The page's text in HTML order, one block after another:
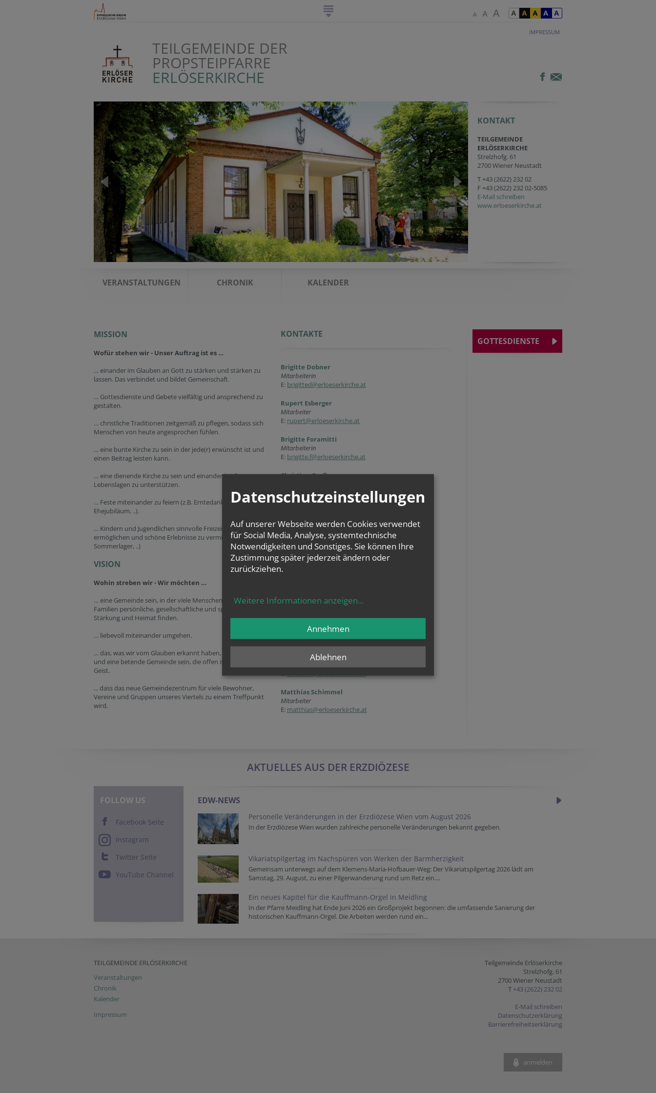
IMPRESSUM
TEILGEMEINDE DER
PROPSTEIPFARRE
ERLÖSERKIRCHE
KONTAKT
TEILGEMEINDE
ERLÖSERKIRCHE
Strelzhofg. 61
2700 Wiener Neustadt
T+43 (2622) 232 02
F +43 (2622) 232 02-5085
E-Mail schreiben
www.erloeserkirche.at
VERANSTALTUNGEN CHRONIK KALENDER
MISSION
Wofür stehen wir - Unser Auftrag ist es …
… einander im Glauben an Gott zu stärken und stärken zu
lassen. Das verbindet und bildet Gemeinschaft.
… Gottesdienste und Gebete vielfältig und ansprechend zu
gestalten.
… christliche Traditionen zeitgemäß zu pflegen, sodass sich
Menschen von heute angesprochen fühlen.
… eine bunte Kirche zu sein in der jede(r) erwünscht ist und
einen Beitrag leisten kann.
… eine dienende Kirche zu sein und einander in allen
Lebenslagen zu unterstützen.
… Feste miteinander zu feiern (z.B. Erntedankfest,
Ehejubiläum, ..).
… Kindern und Jugendlichen sinnvolle Freizeitangebote zu
ermöglichen und schöne Erlebnisse zu vermitteln (z.B.
Sommerlager, ..)
VISION
Wohin streben wir - Wir möchten …
… eine Gemeinde sein, in der viele Menschen und viele
Familien persönliche, gesellschaftliche und spirituelle
Stärkung und Heimat finden.
… liebevoll miteinander umgehen.
… das, was wir vom Glauben erkannt haben, bewusst leben
und eine betende Gemeinde sein, die offen ist für Gottes
Geist.
... dass das neue Gemeindezentrum für viele Bewohner,
Vereine und Gruppen unseres Viertels zu einem Treffpunkt
wird.
KONTAKTE
Brigitte Dobner
Mitarbeiterin
E: brigitted@erloeserkirche.at
Rupert Esberger
Mitarbeiter
E: rupert@erloeserkirche.at
Brigitte Foramitti
Mitarbeiterin
E: brigitte.f@erloeserkirche.at
Christian Grafl
E:christian@erloeserkirche.at
Mitarbeiter
E:markus@erloeserkirche.at
Patrick Hofer
Kurat
E:
kurat@erloeserkirche.at
E:gertrude@erloeserkirche.at
Hubert Patek
Mitarbeiter
E:hubert@erloeserkirche.at
Christine Rohorzka
Matthias Schimmel
Mitarbeiter
E: matthias@erloeserkirche.at
GOTTESDIENSTE
AKTUELLES AUS DER ERZDIÖZESE
FOLLOW US
Facebook Seite
Instagram
Twitter Seite
YouTube Channel
EDW-NEWS
Personelle Veränderungen in der Erzdiözese Wien vom August 2026
In der Erzdiözese Wien wurden zahlreiche personelle Veränderungen bekannt gegeben.
Vikariatspilgertag im Nachspüren von Werken der Barmherzigkeit
Gemeinsam unterwegs auf dem Klemens-Maria-Hofbauer-Weg: Der Vikariatspilgertag 2026 lädt am
Samstag, 29. August, zu einer Pilgerwanderung rund um Retz ein....
Ein neues Kapitel für die Kauffmann-Orgel in Meidling
In der Pfarre Meidling hat Ende Juni 2026 ein Großprojekt begonnen: die umfassende Sanierung der
historischen Kauffmann-Orgel. Die Arbeiten werden rund ein...
TEILGEMEINDE ERLÖSERKIRCHE
Veranstaltungen
Chronik
Kalender
Impressum
Teilgemeinde Erlöserkirche
Strelzhofg. 61
2700 Wiener Neustadt
T +43 (2622) 232 02
E-Mail schreiben
Datenschutzerklärung
Barrierefreiheitserklärung
anmelden
Datenschutzeinstellungen
Auf unserer Webseite werden Cookies verwendet
für Social Media, Analyse, systemtechnische
Notwendigkeiten und Sonstiges. Sie können Ihre
Zustimmung später jederzeit ändern oder
zurückziehen.
Weitere Informationen anzeigen...
Ablehnen
Annehmen